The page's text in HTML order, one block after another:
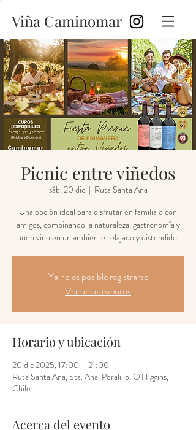
Viña Caminomar
Picnic entre viñedos
sáb, 20 dic
  |
Ruta Santa Ana
Una opción ideal para disfrutar en familia o con
amigos, combinando la naturaleza, gastronomía y
buen vino en un ambiente relajado y distendido.
Ya no es posible registrarse
Ver otros eventos
Horario y ubicación
20 dic 2025, 17:00 – 21:00
Ruta Santa Ana, Sta. Ana, Peralillo, O'Higgins,
Chile
Acerca del evento